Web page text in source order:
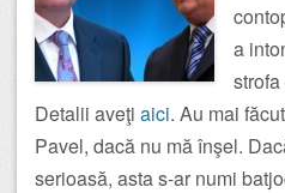
a
strofa
Detalii aveţi aici. Au mai
Pavel, dacă nu mă înşel.
serioasă, asta s-ar numi